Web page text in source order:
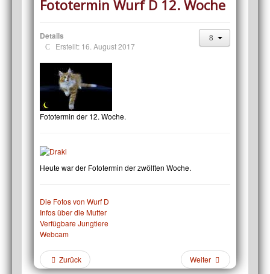
Fototermin Wurf D 12. Woche
Details
Erstellt: 16. August 2017
Fototermin der 12. Woche.
Heute war der Fototermin der zwölften Woche.
Die Fotos von Wurf D
Infos über die Mutter
Verfügbare Jungtiere
Webcam
Zurück Weiter